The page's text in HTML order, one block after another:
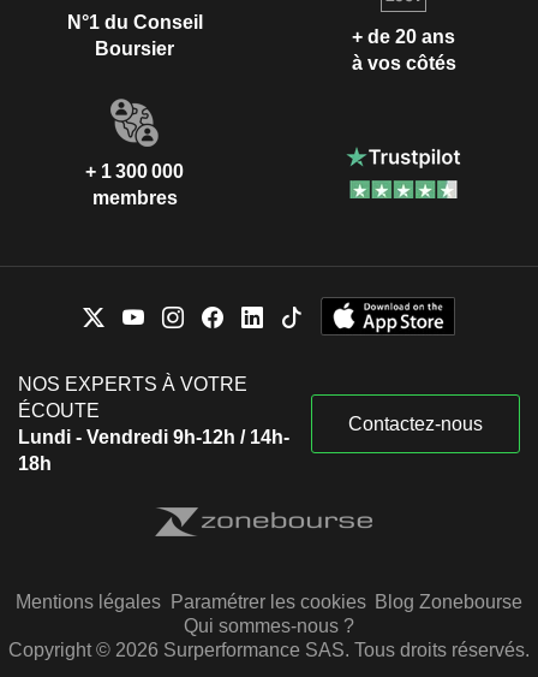
N°1 du Conseil
Boursier
+ de 20 ans
à vos côtés
+ 1 300 000
membres
NOS EXPERTS À VOTRE
ÉCOUTE
Lundi - Vendredi 9h-12h / 14h-
18h
Contactez-nous
Mentions légales Paramétrer les cookies Blog Zonebourse
Qui sommes-nous ?
Copyright © 2026 Surperformance SAS. Tous droits réservés.